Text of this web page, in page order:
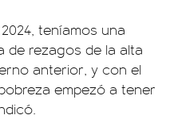
teníamos una
de rezagos de la alta
anterior, y con el
empezó a tener